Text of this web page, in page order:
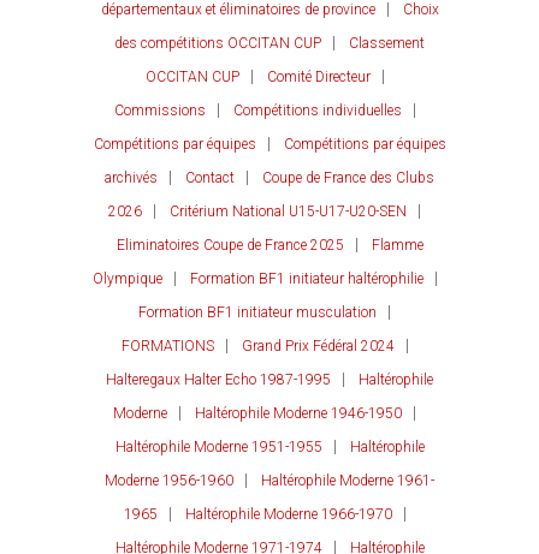
départementaux et éliminatoires de province
Choix
des compétitions OCCITAN CUP
Classement
OCCITAN CUP
Comité Directeur
Commissions
Compétitions individuelles
Compétitions par équipes
Compétitions par équipes
archivés
Contact
Coupe de France des Clubs
2026
Critérium National U15-U17-U20-SEN
Eliminatoires Coupe de France 2025
Flamme
Olympique
Formation BF1 initiateur haltérophilie
Formation BF1 initiateur musculation
FORMATIONS
Grand Prix Fédéral 2024
Halteregaux Halter Echo 1987-1995
Haltérophile
Moderne
Haltérophile Moderne 1946-1950
Haltérophile Moderne 1951-1955
Haltérophile
Moderne 1956-1960
Haltérophile Moderne 1961-
1965
Haltérophile Moderne 1966-1970
Haltérophile Moderne 1971-1974
Haltérophile